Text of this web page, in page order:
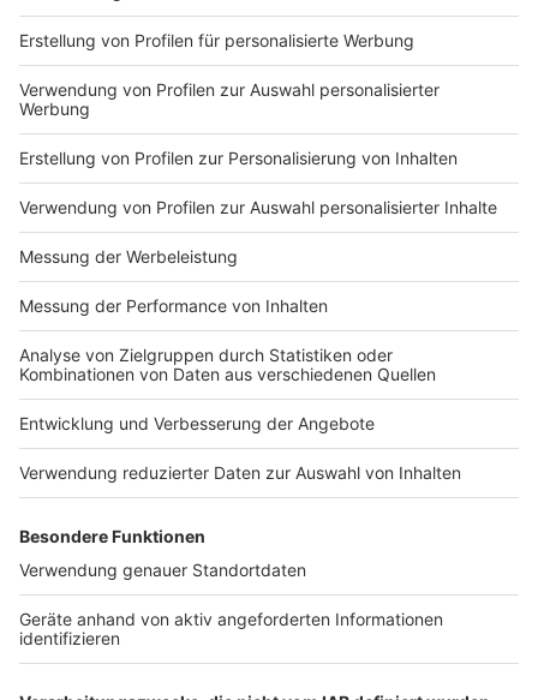
Nutzungsbedingungen
Impressum
Das Band-ABC
Jobs
Archiv
Teilnahme­bedingungen
Geschäfts­bedingungen
Kontakt
Studio-Hotline
ROCK ANTENNE
Region wechseln